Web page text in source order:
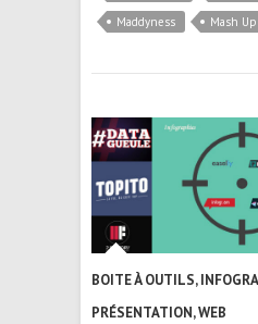
Maddyness
Mash Up
BOITE À OUTILS,
PRÉSENTATION,WEB